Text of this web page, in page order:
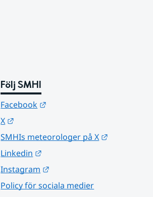
Följ SMHI
Facebook
X
SMHIs meteorologer på X
Linkedin
Instagram
Policy för sociala medier